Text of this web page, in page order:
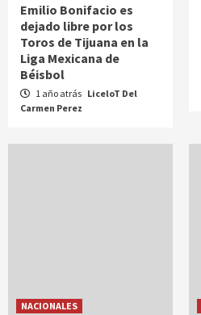
Emilio Bonifacio es
dejado libre por los
Toros de Tijuana en la
Liga Mexicana de
Béisbol
1 año atrás LiceloT Del
Carmen Perez
NACIONALES